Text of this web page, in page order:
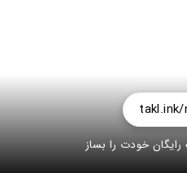
takl.ink/
خودت را بساز